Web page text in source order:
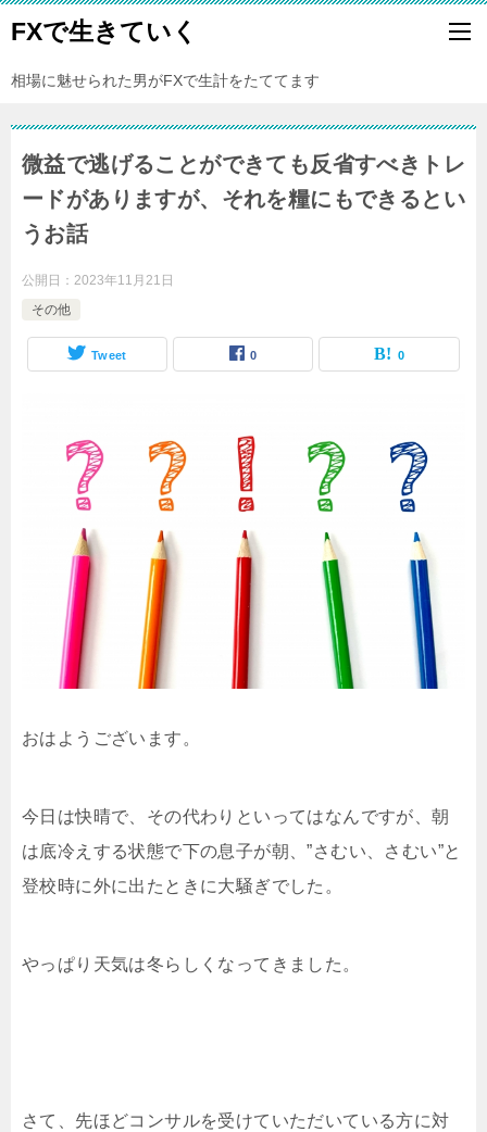
FXで生きていく
相場に魅せられた男がFXで生計をたててます
微益で逃げることができても反省すべきトレ
ードがありますが、それを糧にもできるとい
うお話
公開日： 2023年11月21日
その他
Tweet 0 0
おはようございます。
今日は快晴で、その代わりといってはなんですが、朝
は底冷えする状態で下の息子が朝、”さむい、さむい”と
登校時に外に出たときに大騒ぎでした。
やっぱり天気は冬らしくなってきました。
さて、先ほどコンサルを受けていただいている方に対